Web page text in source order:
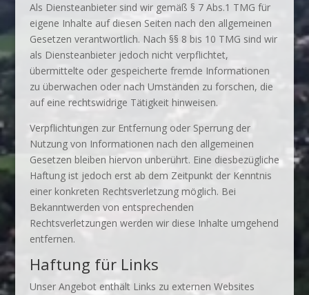
Als Diensteanbieter sind wir gemäß § 7 Abs.1 TMG für
eigene Inhalte auf diesen Seiten nach den allgemeinen
Gesetzen verantwortlich. Nach §§ 8 bis 10 TMG sind wir
als Diensteanbieter jedoch nicht verpflichtet,
übermittelte oder gespeicherte fremde Informationen
zu überwachen oder nach Umständen zu forschen, die
auf eine rechtswidrige Tätigkeit hinweisen.
Verpflichtungen zur Entfernung oder Sperrung der
Nutzung von Informationen nach den allgemeinen
Gesetzen bleiben hiervon unberührt. Eine diesbezügliche
Haftung ist jedoch erst ab dem Zeitpunkt der Kenntnis
einer konkreten Rechtsverletzung möglich. Bei
Bekanntwerden von entsprechenden
Rechtsverletzungen werden wir diese Inhalte umgehend
entfernen.
Haftung für Links
Unser Angebot enthält Links zu externen Websites